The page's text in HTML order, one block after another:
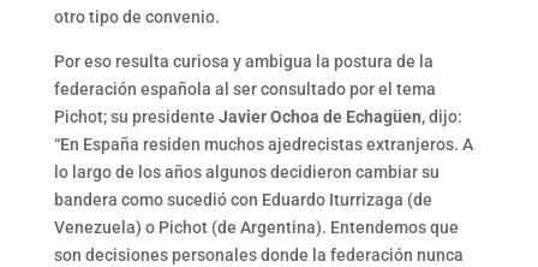
otro tipo de convenio.
Por eso resulta curiosa y ambigua la postura de la
federación española al ser consultado por el tema
Pichot; su presidente Javier Ochoa de Echagüen, dijo:
“En España residen muchos ajedrecistas extranjeros. A
lo largo de los años algunos decidieron cambiar su
bandera como sucedió con Eduardo Iturrizaga (de
Venezuela) o Pichot (de Argentina). Entendemos que
son decisiones personales donde la federación nunca